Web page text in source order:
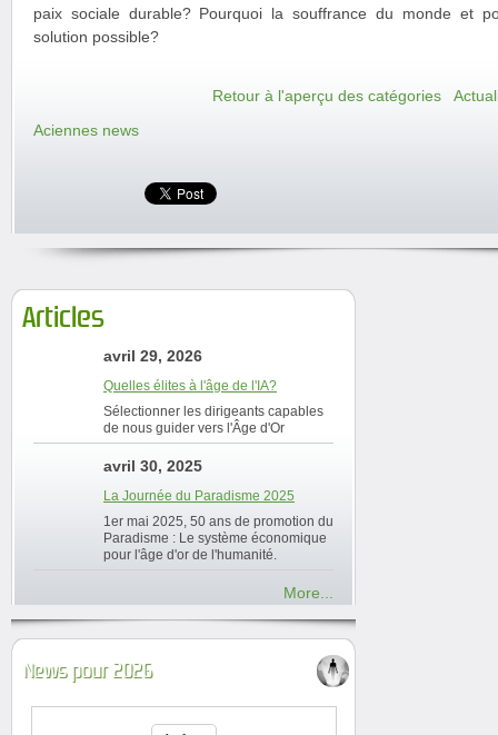
paix sociale durable? Pourquoi la souffrance du monde et
solution possible?
Retour à l'aperçu des catégories
Aciennes news
Articles
avril 29, 2026
Quelles élites à l'âge de l'IA?
Sélectionner les dirigeants capables
de nous guider vers l'Âge d'Or
avril 30, 2025
La Journée du Paradisme 2025
1er mai 2025, 50 ans de promotion du
Paradisme : Le système économique
pour l'âge d'or de l'humanité.
More...
News pour 2026